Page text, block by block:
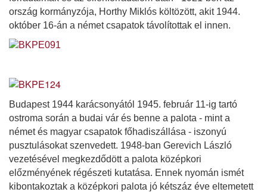
ország kormányzója, Horthy Miklós költözött, akit 1944.
október 16-án a német csapatok távolítottak el innen.
Budapest 1944 karácsonyától 1945. február 11-ig tartó
ostroma során a budai vár és benne a palota - mint a
német és magyar csapatok főhadiszállása - iszonyú
pusztulásokat szenvedett. 1948-ban Gerevich László
vezetésével megkezdődött a palota középkori
előzményének régészeti kutatása. Ennek nyomán ismét
kibontakoztak a középkori palota jó kétszáz éve eltemetett